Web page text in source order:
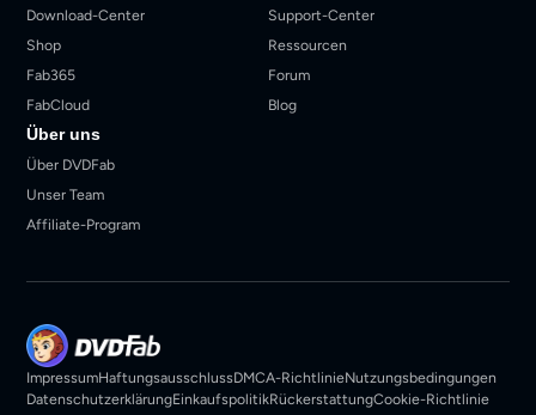
Download-Center
Shop
Fab365
FabCloud
Support-Center
Ressourcen
Forum
Blog
Über uns
Über DVDFab
Unser Team
Affiliate-Program
ImpressumHaftungsausschlussDMCA-RichtlinieNutzungsbedingungen
DatenschutzerklärungEinkaufspolitikRückerstattungCookie-Richtlinie